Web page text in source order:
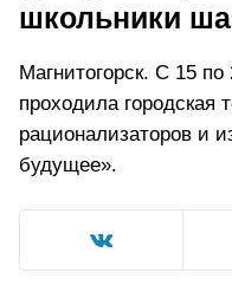
школьники
Магнитогорск. С 15
проходила городская
рационализаторов и
будущее».